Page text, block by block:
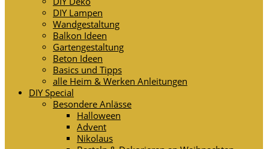
DIY Lampen
Wandgestaltung
Balkon Ideen
Gartengestaltung
Beton Ideen
Basics und Tipps
alle Heim & Werken Anleitungen
DIY Special
Besondere Anlässe
Halloween
Advent
Nikolaus